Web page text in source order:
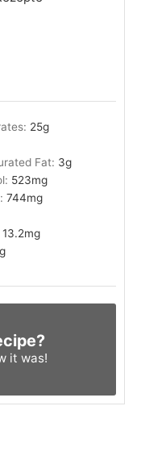
25g
Fat: 3g
523mg
744mg
13.2mg
it was!